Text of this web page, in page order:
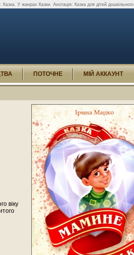
У жанрах Казки. Анотація: Казка для дітей
ПОТОЧНЕ МІЙ АККАУНТ
віку